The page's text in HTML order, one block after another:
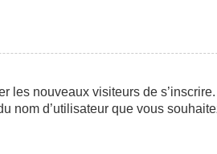
les nouveaux visiteurs de
nom d’utilisateur que vous